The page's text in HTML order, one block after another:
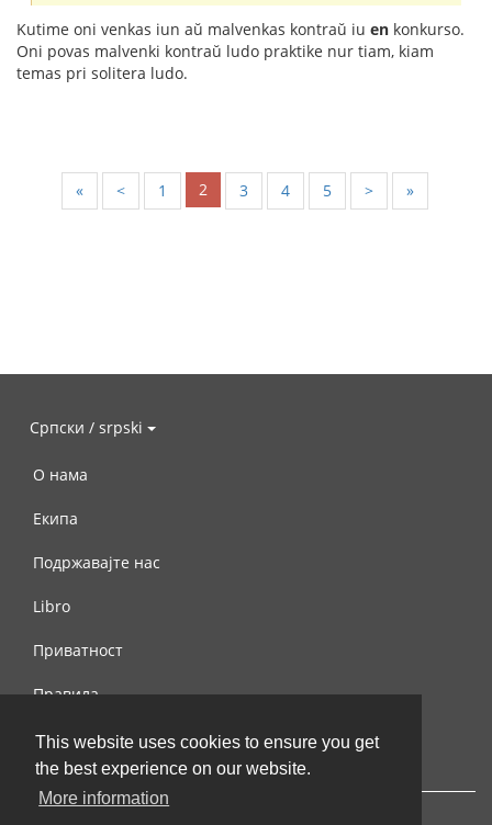
This website uses cookies to ensure you get
the best experience on our website.
More information
Kutime oni venkas iun aŭ malvenkas kontraŭ iu en konkurso.
Oni povas malvenki kontraŭ ludo praktike nur tiam, kiam
temas pri solitera ludo.
« < 1 2 3 4 5 > »
Српски / srpski
О нама
Екипа
Подржавајте нас
Libro
Приватност
Правила
Контактирајте нас